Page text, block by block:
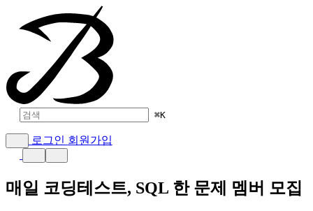
⌘K
로그인 회원가입
매일 코딩테스트, SQL 한 문제 멤버 모집